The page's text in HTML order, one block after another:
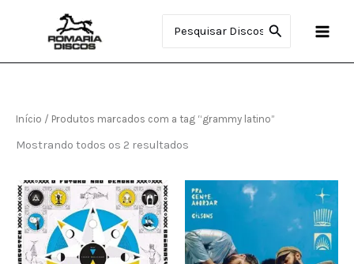
conteúdo
Início / Produtos marcados com a tag “grammy latino”
Mostrando todos os 2 resultados